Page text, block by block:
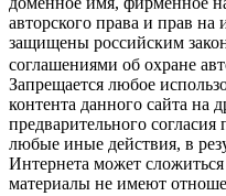
авторского права и прав на
защищены российским
соглашениями об охране
Запрещается любое
контента данного сайта на
предварительного
любые иные действия, в
Интернета может
материалы не имеют